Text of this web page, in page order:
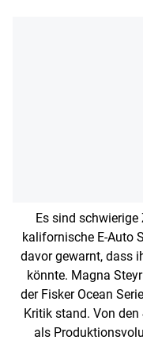
Es sind schwierige
kalifornische E-Auto
davor gewarnt, dass
könnte. Magna
der Fisker Ocean
Kritik stand. Von
als